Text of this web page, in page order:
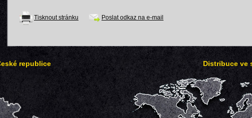
Tisknout stránku Poslat odkaz na e-mail
republice Distribuce ve